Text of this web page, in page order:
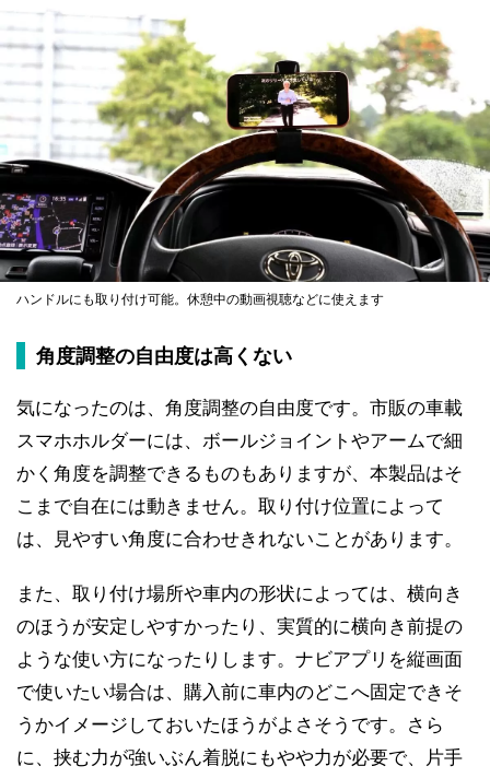
ハンドルにも取り付け可能。休憩中の動画視聴などに使えます
角度調整の自由度は高くない
気になったのは、角度調整の自由度です。市販の車載
スマホホルダーには、ボールジョイントやアームで細
かく角度を調整できるものもありますが、本製品はそ
こまで自在には動きません。取り付け位置によって
は、見やすい角度に合わせきれないことがあります。
また、取り付け場所や車内の形状によっては、横向き
のほうが安定しやすかったり、実質的に横向き前提の
ような使い方になったりします。ナビアプリを縦画面
で使いたい場合は、購入前に車内のどこへ固定できそ
うかイメージしておいたほうがよさそうです。さら
に、挟む力が強いぶん着脱にもやや力が必要で、片手